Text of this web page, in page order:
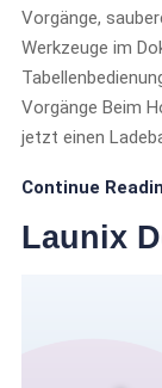
Vorgänge,
Werkzeuge im
Vorgänge Beim
jetzt einen
Continue
Launix